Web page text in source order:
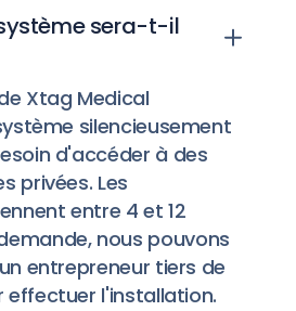
sera-t-il
Xtag Medical
silencieusement
d'accéder à des
privées. Les
entre 4 et 12
nous pouvons
entrepreneur tiers de
effectuer l'installation.